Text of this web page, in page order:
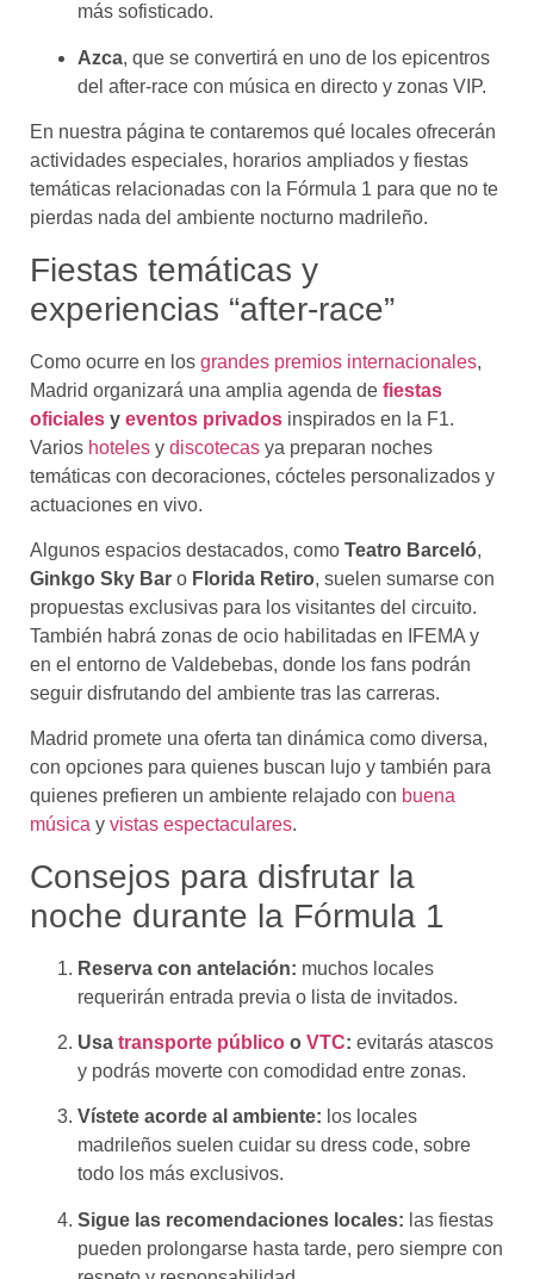
más sofisticado.
Azca, que se convertirá en uno de los epicentros
del after-race con música en directo y zonas VIP.
En nuestra página te contaremos qué locales ofrecerán
actividades especiales, horarios ampliados y fiestas
temáticas relacionadas con la Fórmula 1 para que no te
pierdas nada del ambiente nocturno madrileño.
Fiestas temáticas y
experiencias “after-race”
Como ocurre en los grandes premios internacionales,
Madrid organizará una amplia agenda de fiestas
oficiales y eventos privados inspirados en la F1.
Varios hoteles y discotecas ya preparan noches
temáticas con decoraciones, cócteles personalizados y
actuaciones en vivo.
Algunos espacios destacados, como Teatro Barceló,
Ginkgo Sky Bar o Florida Retiro, suelen sumarse con
propuestas exclusivas para los visitantes del circuito.
También habrá zonas de ocio habilitadas en IFEMA y
en el entorno de Valdebebas, donde los fans podrán
seguir disfrutando del ambiente tras las carreras.
Madrid promete una oferta tan dinámica como diversa,
con opciones para quienes buscan lujo y también para
quienes prefieren un ambiente relajado con buena
música y vistas espectaculares.
Consejos para disfrutar la
noche durante la Fórmula 1
Reserva con antelación: muchos locales
requerirán entrada previa o lista de invitados.
Usa transporte público o VTC: evitarás atascos
y podrás moverte con comodidad entre zonas.
Vístete acorde al ambiente: los locales
madrileños suelen cuidar su dress code, sobre
todo los más exclusivos.
Sigue las recomendaciones locales: las fiestas
pueden prolongarse hasta tarde, pero siempre con